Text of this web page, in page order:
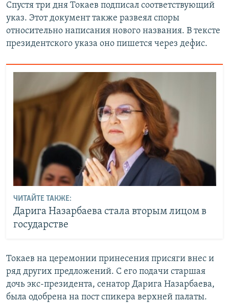
Спустя три дня Токаев подписал соответствующий
указ. Этот документ также развеял споры
относительно написания нового названия. В тексте
президентского указа оно пишется через дефис.
ЧИТАЙТЕ ТАКЖЕ:
Дарига Назарбаева стала вторым лицом в
государстве
Токаев на церемонии принесения присяги внес и
ряд других предложений. С его подачи старшая
дочь экс-президента, сенатор Дарига Назарбаева,
была одобрена на пост спикера верхней палаты.